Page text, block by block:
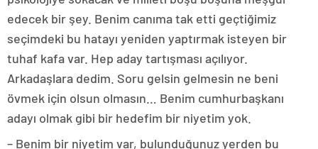
edecek bir şey. Benim canıma tak etti geçtiğimiz
seçimdeki bu hatayı yeniden yaptırmak isteyen bir
tuhaf kafa var. Hep aday tartışması açılıyor.
Arkadaşlara dedim. Soru gelsin gelmesin ne beni
övmek için olsun olmasın… Benim cumhurbaşkanı
adayı olmak gibi bir hedefim bir niyetim yok.
– Benim bir niyetim var, bulunduğunuz yerden bu